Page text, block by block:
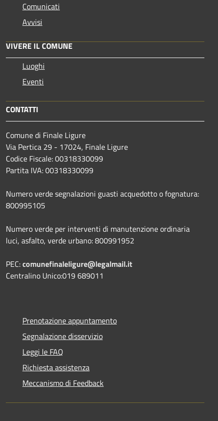
Comunicati
Avvisi
VIVERE IL COMUNE
Luoghi
Eventi
CONTATTI
Comune di Finale Ligure
Via Pertica 29 - 17024, Finale Ligure
Codice Fiscale: 00318330099
Partita IVA: 00318330099
Numero verde segnalazioni guasti acquedotto o fognatura:
800995105
Numero verde per interventi di manutenzione ordinaria
luci, asfalto, verde urbano: 800991952
PEC:comunefinaleligure@legalmail.it
Centralino Unico:019 689011
Prenotazione appuntamento
Segnalazione disservizio
Leggi le FAQ
Richiesta assistenza
Meccanismo di Feedback